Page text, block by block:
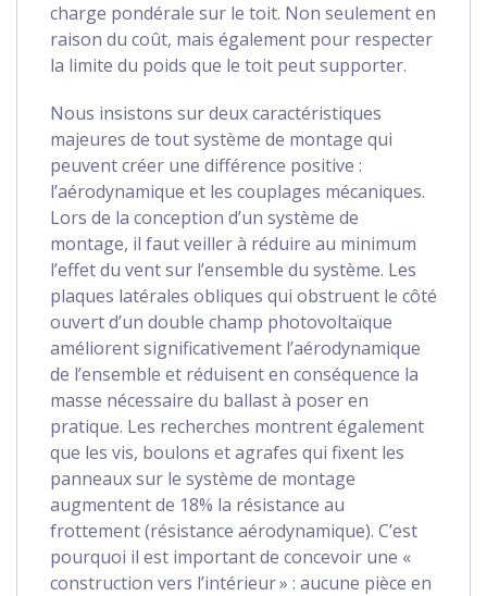
charge pondérale sur le toit. Non seulement en
raison du coût, mais également pour respecter
la limite du poids que le toit peut supporter.
Nous insistons sur deux caractéristiques
majeures de tout système de montage qui
peuvent créer une différence positive :
l’aérodynamique et les couplages mécaniques.
Lors de la conception d’un système de
montage, il faut veiller à réduire au minimum
l’effet du vent sur l’ensemble du système. Les
plaques latérales obliques qui obstruent le côté
ouvert d’un double champ photovoltaïque
améliorent significativement l’aérodynamique
de l’ensemble et réduisent en conséquence la
masse nécessaire du ballast à poser en
pratique. Les recherches montrent également
que les vis, boulons et agrafes qui fixent les
panneaux sur le système de montage
augmentent de 18% la résistance au
frottement (résistance aérodynamique). C’est
pourquoi il est important de concevoir une «
construction vers l’intérieur » : aucune pièce en